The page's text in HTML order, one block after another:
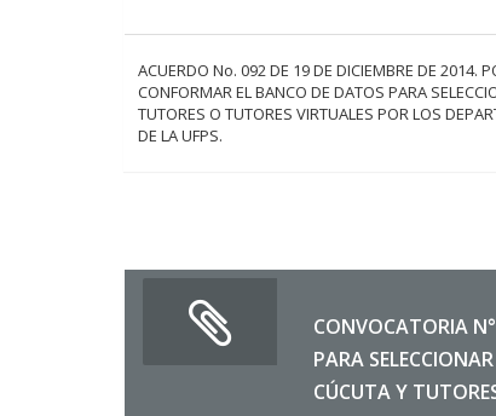
ACUERDO No. 092 DE 19 DE DICIEMBRE DE 2014.
CONFORMAR EL BANCO DE DATOS PARA
TUTORES O TUTORES VIRTUALES POR LOS
DE LA UFPS.
CONVOCATORIA
PARA
CÚCUTA Y